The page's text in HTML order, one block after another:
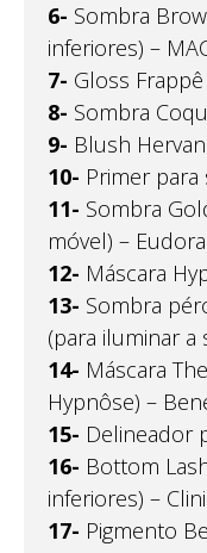
6- Sombra
inferiores) –
7- Gloss
8- Sombra
9- Blush
10- Primer
11- Sombra
móvel) – Eudora
12- Máscara
13- Sombra
(para iluminar a
14- Máscara
Hypnôse) –
15- Delineador
16- Bottom
inferiores) –
17- Pigmento